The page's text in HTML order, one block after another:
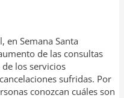
en Semana Santa
de las consultas
los servicios
sufridas. Por
conozcan cuáles son